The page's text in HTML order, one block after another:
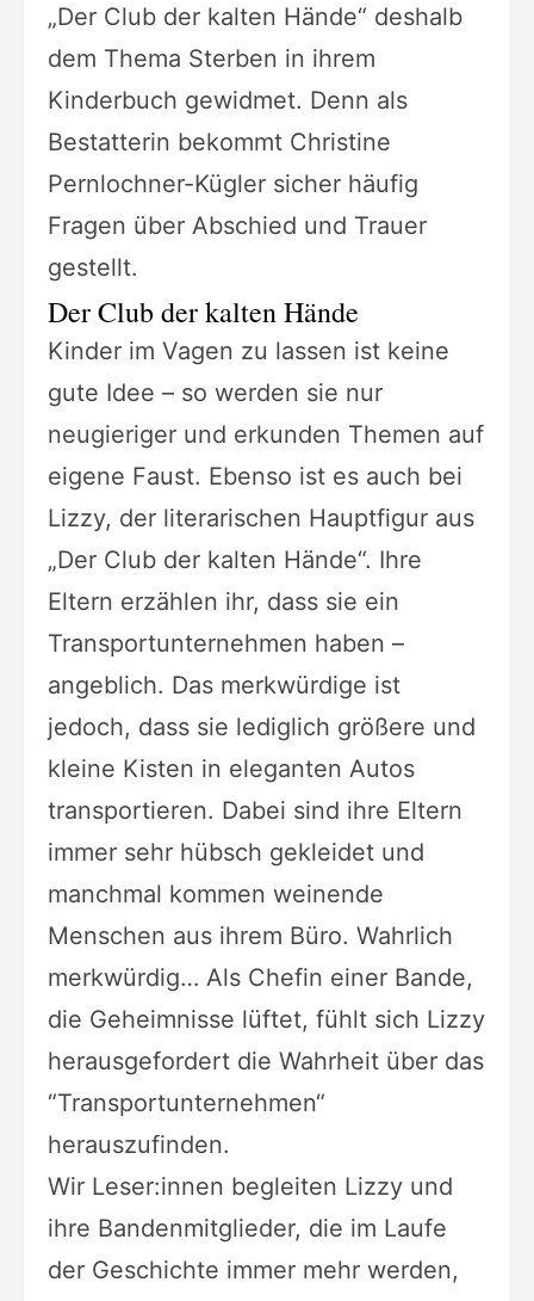
„Der Club der kalten Hände“ deshalb
dem Thema Sterben in ihrem
Kinderbuch gewidmet. Denn als
Bestatterin bekommt Christine
Pernlochner-Kügler sicher häufig
Fragen über Abschied und Trauer
gestellt.
Der Club der kalten Hände
Kinder im Vagen zu lassen ist keine
gute Idee – so werden sie nur
neugieriger und erkunden Themen auf
eigene Faust. Ebenso ist es auch bei
Lizzy, der literarischen Hauptfigur aus
„Der Club der kalten Hände“. Ihre
Eltern erzählen ihr, dass sie ein
Transportunternehmen haben –
angeblich. Das merkwürdige ist
jedoch, dass sie lediglich größere und
kleine Kisten in eleganten Autos
transportieren. Dabei sind ihre Eltern
immer sehr hübsch gekleidet und
manchmal kommen weinende
Menschen aus ihrem Büro. Wahrlich
merkwürdig… Als Chefin einer Bande,
die Geheimnisse lüftet, fühlt sich Lizzy
herausgefordert die Wahrheit über das
“Transportunternehmen“
herauszufinden.
Wir Leser:innen begleiten Lizzy und
ihre Bandenmitglieder, die im Laufe
der Geschichte immer mehr werden,